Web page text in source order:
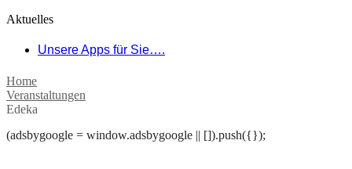
Aktuelles
Unsere Apps für Sie….
Home
Veranstaltungen
Edeka
(adsbygoogle = window.adsbygoogle || []).push({});